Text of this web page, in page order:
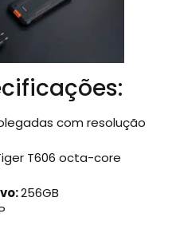
com resolução
T606 octa-core
256GB